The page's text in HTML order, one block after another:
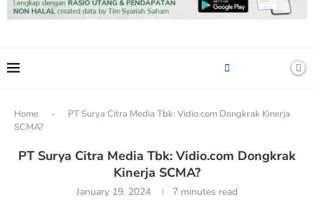
Home -
PT Surya Citra Media Tbk: Vidio.com Dongkrak Kinerja
SCMA?
PT Surya Citra Media Tbk: Vidio.com Dongkrak
Kinerja SCMA?
January 19, 2024 7 minutes read